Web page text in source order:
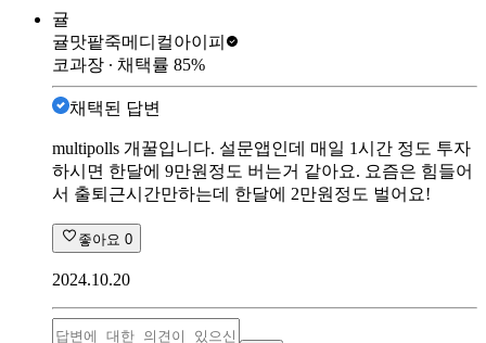
귤
귤맛팥죽메디컬아이피
코과장 ∙ 채택률 85%
채택된 답변
multipolls 개꿀입니다. 설문앱인데 매일 1시간 정도 투자
하시면 한달에 9만원정도 버는거 같아요. 요즘은 힘들어
서 출퇴근시간만하는데 한달에 2만원정도 벌어요!
좋아요 0
2024.10.20